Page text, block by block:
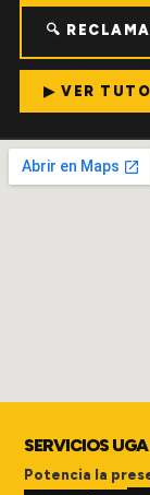
🔍
▶ VER
SERVICIOS UGA
Potencia la